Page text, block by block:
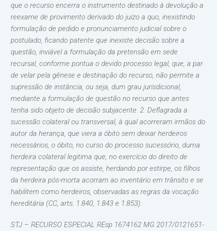
que o recurso encerra o instrumento destinado à devolução a
reexame de provimento derivado do juízo a quo, inexistindo
formulação de pedido e pronunciamento judicial sobre o
postulado, ficando patente que inexiste decisão sobre a
questão, inviável a formulação da pretensão em sede
recursal, conforme pontua o devido processo legal, que, a par
de velar pela gênese e destinação do recurso, não permite a
supressão de instância, ou seja, dum grau jurisdicional,
mediante a formulação de questão no recurso que antes
tenha sido objeto de decisão subjacente. 2. Deflagrada a
sucessão colateral ou transversal, à qual acorreram irmãos do
autor da herança, que viera a óbito sem deixar herdeiros
necessários, o óbito, no curso do processo sucessório, duma
herdeira colateral legitima que, no exercício do direito de
representação que os assiste, herdando por estirpe, os filhos
da herdeira pós-morta acorram ao inventário em trânsito e se
habilitem como herdeiros, observadas as regras da vocação
hereditária (CC, arts. 1.840, 1.843 e 1.853).
STJ – RECURSO ESPECIAL REsp 1674162 MG 2017/0121651-